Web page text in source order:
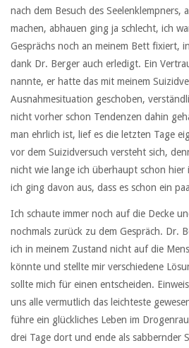
nach dem Besuch des Seelenklempners,
machen, abhauen ging ja schlecht, ich
Gesprächs noch an meinem Bett fixiert,
dank Dr. Berger auch erledigt. Ein
nannte, er hatte das mit meinem
Ausnahmesituation geschoben,
nicht vorher schon Tendenzen dahin
man ehrlich ist, lief es die letzten Tage
vor dem Suizidversuch versteht sich,
nicht wie lange ich überhaupt schon hier
ich ging davon aus, dass es schon ein
Ich schaute immer noch auf die Decke
nochmals zurück zu dem Gespräch. Dr.
ich in meinem Zustand nicht auf die
könnte und stellte mir verschiedene
sollte mich für einen entscheiden.
uns alle vermutlich das leichteste
führe ein glückliches Leben im
drei Tage dort und ende als sabbernder